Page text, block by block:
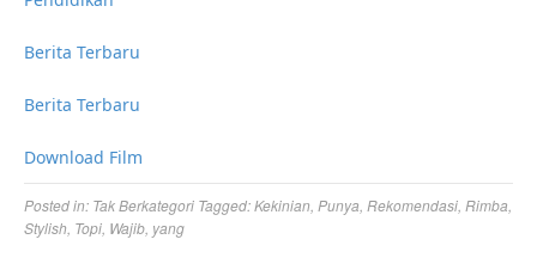
Berita Terbaru
Berita Terbaru
Download Film
Posted in: Tak Berkategori Tagged:Kekinian Punya Rekomendasi Rimba
Stylish Topi Wajib yang